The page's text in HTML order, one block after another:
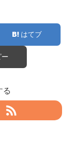
はてブ
ー
る